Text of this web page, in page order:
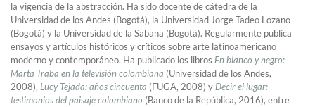
la vigencia de la abstracción. Ha sido docente de cátedra de la
Universidad de los Andes (Bogotá), la Universidad Jorge Tadeo Lozano
(Bogotá) y la Universidad de la Sabana (Bogotá). Regularmente publica
ensayos y artículos históricos y críticos sobre arte latinoamericano
moderno y contemporáneo. Ha publicado los libros En blanco y negro:
Marta Traba en la televisión colombiana (Universidad de los Andes,
2008), Lucy Tejada: años cincuenta (FUGA, 2008) yDecir el lugar:
testimonios del paisaje colombiano (Banco de la República, 2016), entre